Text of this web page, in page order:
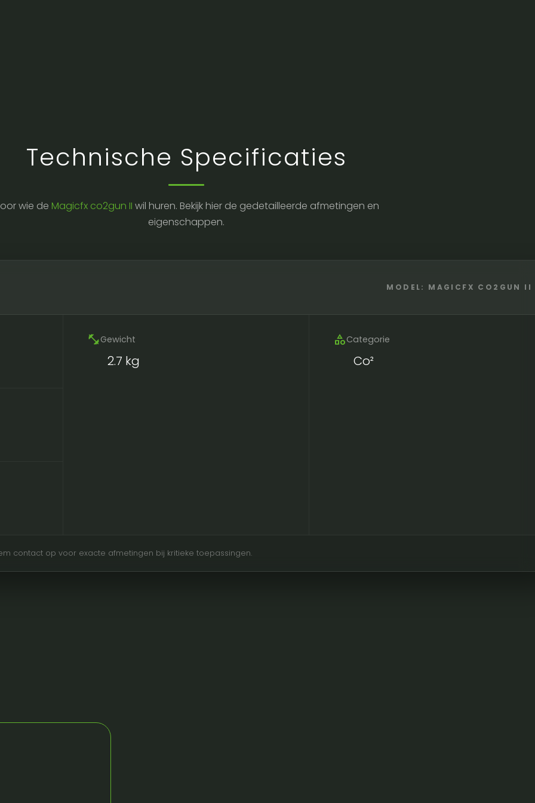
Technische Specificaties
wie de Magicfx co2gun II wil huren. Bekijk hier de gedetailleerde afmetingen en
eigenschappen.
MODEL: MAGICFX CO2GUN II
fitness_centerGewicht
2.7 kg
categoryCategorie
Co²
contact op voor exacte afmetingen bij kritieke toepassingen.